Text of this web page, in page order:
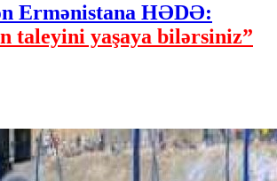
Ermənistana HƏDƏ:
taleyini yaşaya bilərsiniz”